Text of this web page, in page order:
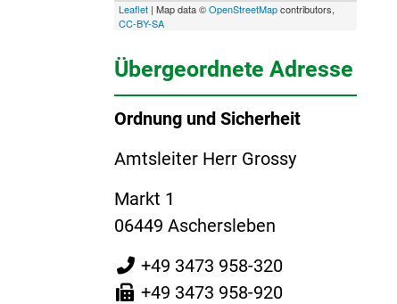
Leaflet| Map data ©OpenStreetMapcontributors,
CC-BY-SA
Übergeordnete Adresse
Ordnung und Sicherheit
Amtsleiter Herr Grossy
Markt 1
06449 Aschersleben
+49 3473 958-320
+49 3473 958-920